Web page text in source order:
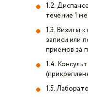
1.2.
течение 1
1.3. Визиты
записи или
приемов за
1.4.
1.5.